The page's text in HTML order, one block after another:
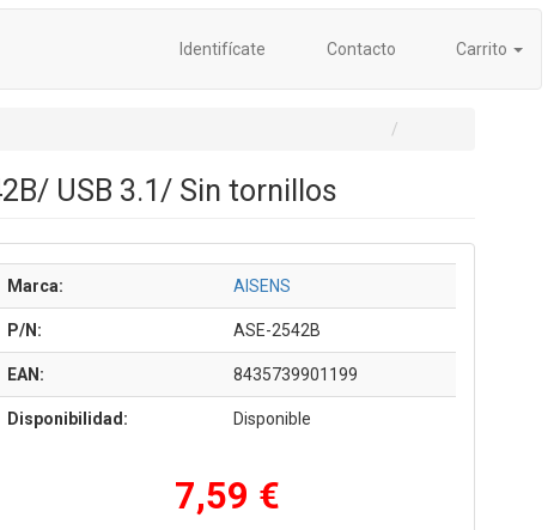
Identifícate Contacto Carrito
USB 3.1/ Sin tornillos
Marca: AISENS
P/N: ASE-2542B
EAN: 8435739901199
Disponibilidad: Disponible
7,59 €